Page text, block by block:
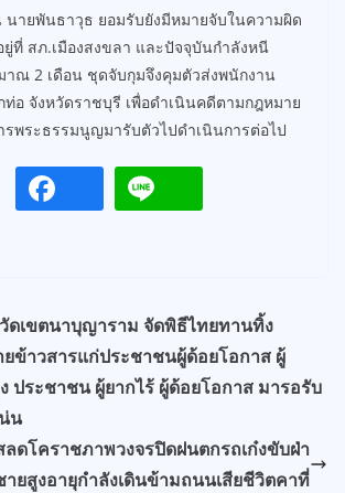
นายพันธาวุธ ยอมรับยังมีหมายจับในความผิด
ที่ สภ.เมืองสงขลา และปัจจุบันกำลังหนี
าณ 2 เดือน ชุดจับกุมจึงคุมตัวส่งพนักงาน
อ จังหวัดราชบุรี เพื่อดำเนินคดีตามกฎหมาย
พระธรรมนูญมารับตัวไปดำเนินการต่อไป
ดเขตนาบุญาราม จัดพิธีไทยทานทิ้ง
ยข้าวสารแก่ประชาชนผู้ด้อยโอกาส ผู้
ประชาชน ผู้ยากไร้ ผู้ด้อยโอกาส มารอรับ
น
ดโคราชภาพวงจรปิดฝนตกรถเก๋งขับฝ่า
ยสูงอายุกำลังเดินข้ามถนนเสียชีวิตคาที่